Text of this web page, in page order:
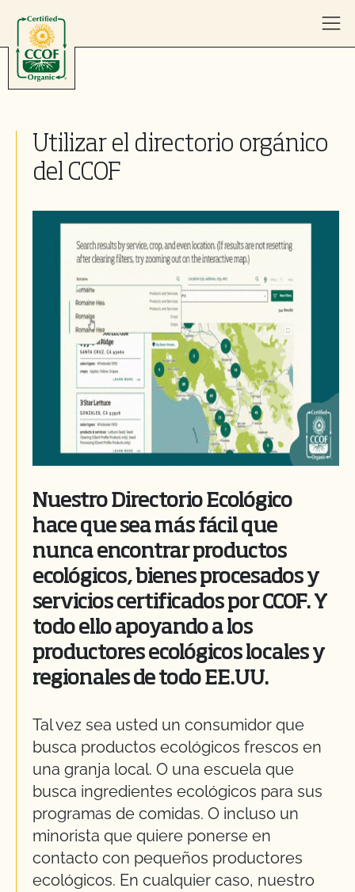
Utilizar el directorio orgánico
del CCOF
Nuestro Directorio Ecológico
hace que sea más fácil que
nunca encontrar productos
ecológicos, bienes procesados y
servicios certificados por CCOF. Y
todo ello apoyando a los
productores ecológicos locales y
regionales de todo EE.UU.
Tal vez sea usted un consumidor que
busca productos ecológicos frescos en
una granja local. O una escuela que
busca ingredientes ecológicos para sus
programas de comidas. O incluso un
minorista que quiere ponerse en
contacto con pequeños productores
ecológicos. En cualquier caso, nuestro